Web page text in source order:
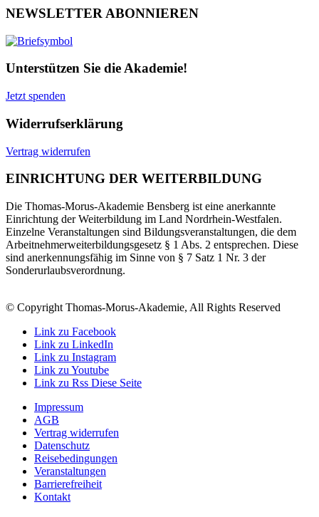
NEWSLETTER ABONNIEREN
Unterstützen Sie die Akademie!
Jetzt spenden
Widerrufserklärung
Vertrag widerrufen
EINRICHTUNG DER WEITERBILDUNG
Die Thomas-Morus-Akademie Bensberg ist eine anerkannte
Einrichtung der Weiterbildung im Land Nordrhein-Westfalen.
Einzelne Veranstaltungen sind Bildungsveranstaltungen, die dem
Arbeitnehmerweiterbildungsgesetz § 1 Abs. 2 entsprechen. Diese
sind anerkennungsfähig im Sinne von § 7 Satz 1 Nr. 3 der
Sonderurlaubsverordnung.
© Copyright Thomas-Morus-Akademie, All Rights Reserved
Link zu Facebook
Link zu LinkedIn
Link zu Instagram
Link zu Youtube
Link zu Rss Diese Seite
Impressum
AGB
Vertrag widerrufen
Datenschutz
Reisebedingungen
Veranstaltungen
Barrierefreiheit
Kontakt